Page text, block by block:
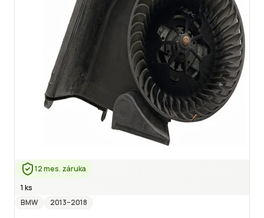
12 mes. záruka
1 ks
BMW
2013–2018